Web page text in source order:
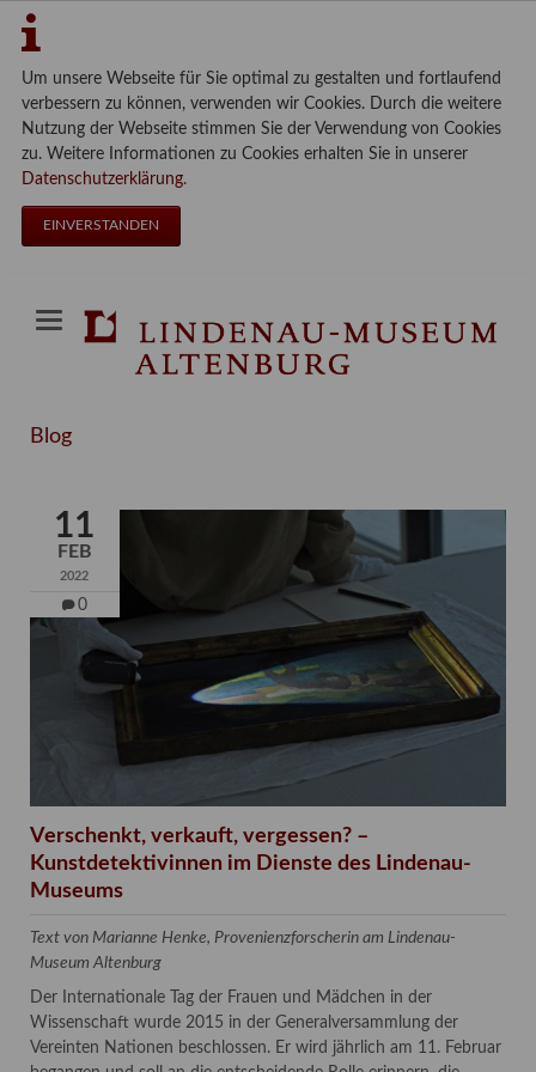
Um unsere Webseite für Sie optimal zu gestalten und fortlaufend
verbessern zu können, verwenden wir Cookies. Durch die weitere
Nutzung der Webseite stimmen Sie der Verwendung von Cookies
zu. Weitere Informationen zu Cookies erhalten Sie in unserer
Datenschutzerklärung.
EINVERSTANDEN
Blog
11
FEB
2022
0
Verschenkt, verkauft, vergessen? –
Kunstdetektivinnen im Dienste des Lindenau-
Museums
Text von Marianne Henke, Provenienzforscherin am Lindenau-
Museum Altenburg
Der Internationale Tag der Frauen und Mädchen in der
Wissenschaft wurde 2015 in der Generalversammlung der
Vereinten Nationen beschlossen. Er wird jährlich am 11. Februar